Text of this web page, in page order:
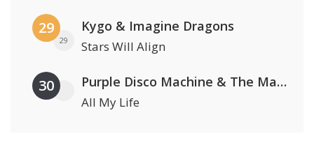
29
29
Kygo & Imagine Dragons
Stars Will Align
30 Purple Disco Machine & The Magician
All My Life